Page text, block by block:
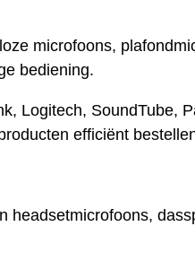
microfoons,
bediening.
Logitech, SoundTube,
efficiënt